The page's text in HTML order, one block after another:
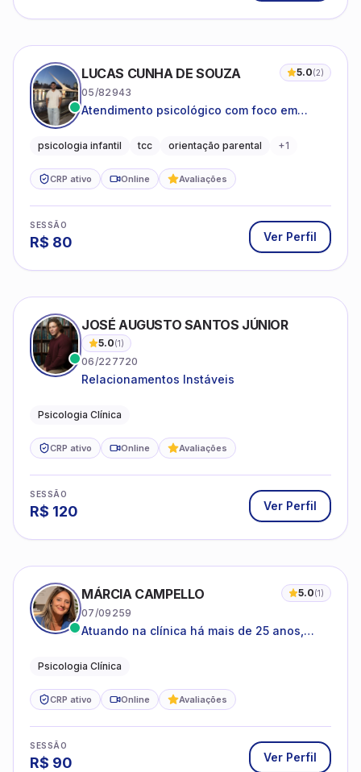
LUCAS CUNHA DE SOUZA 5.0(2)
05/82943
Atendimento psicológico com foco em
promovendo equilíbrio emocional e
psicologia infantil tcc orientação parental +1
CRP ativo Online Avaliações
SESSÃO
R$ 80 Ver Perfil
JOSÉ AUGUSTO SANTOS JÚNIOR
5.0(1)
06/227720
Relacionamentos Instáveis
Psicologia Clínica
CRP ativo Online Avaliações
SESSÃO
R$ 120 Ver Perfil
MÁRCIA CAMPELLO 5.0(1)
07/09259
Atuando na clínica há mais de 25 anos,
estruturas, com experiência em
Psicologia Clínica
CRP ativo Online Avaliações
SESSÃO
R$ 90 Ver Perfil